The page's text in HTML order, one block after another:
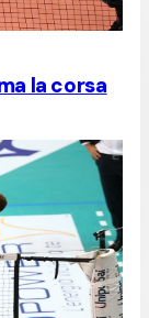
la corsa